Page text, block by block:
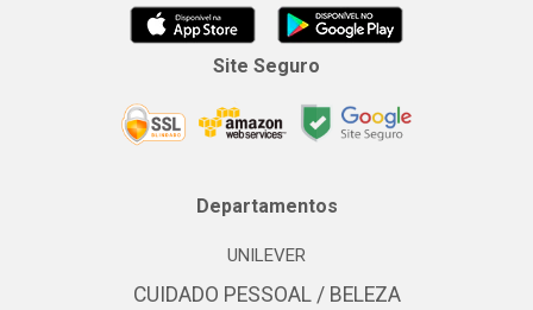
Site Seguro
Departamentos
UNILEVER
CUIDADO PESSOAL / BELEZA